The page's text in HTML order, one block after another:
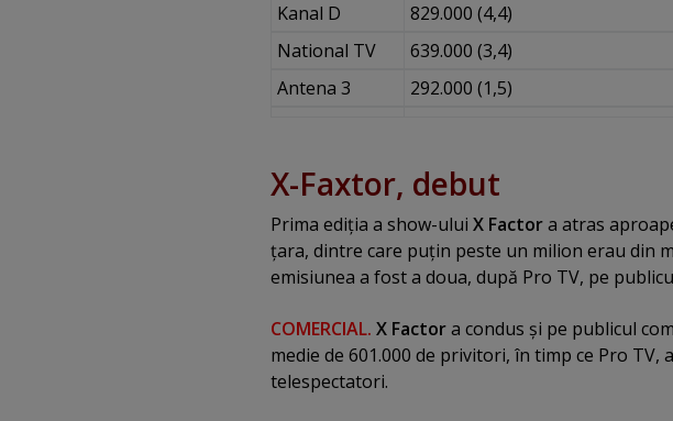
Kanal D
829.000 (4,4)
National TV
639.000 (3,4)
Antena 3
292.000 (1,5)
X-Faxtor, debut
Prima ediţia a show-ului X Factora atras
ţara, dintre care puţin peste un milion erau din
emisiunea a fost a doua, după Pro TV, pe
COMERCIAL. X Factora condus şi pe publicul
medie de 601.000 de privitori, în timp ce Pro TV,
telespectatori.